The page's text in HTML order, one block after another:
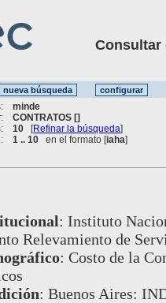
Consultar
minde
CONTRATOS []
10 [Refinar la búsqueda]
1 .. 10 en el formato [iaha]
: Instituto
Relevamiento de
: Costo de la
: Buenos Aires: